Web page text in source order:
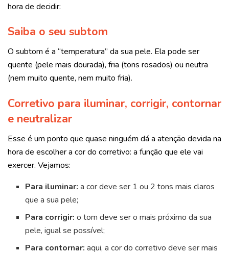
hora de decidir:
Saiba o seu subtom
O subtom é a “temperatura” da sua pele. Ela pode ser
quente (pele mais dourada), fria (tons rosados) ou neutra
(nem muito quente, nem muito fria).
Corretivo para iluminar, corrigir, contornar
e neutralizar
Esse é um ponto que quase ninguém dá a atenção devida na
hora de escolher a cor do corretivo: a função que ele vai
exercer. Vejamos:
Para iluminar: a cor deve ser 1 ou 2 tons mais claros
que a sua pele;
Para corrigir:o tom deve ser o mais próximo da sua
pele, igual se possível;
Para contornar: aqui, a cor do corretivo deve ser mais